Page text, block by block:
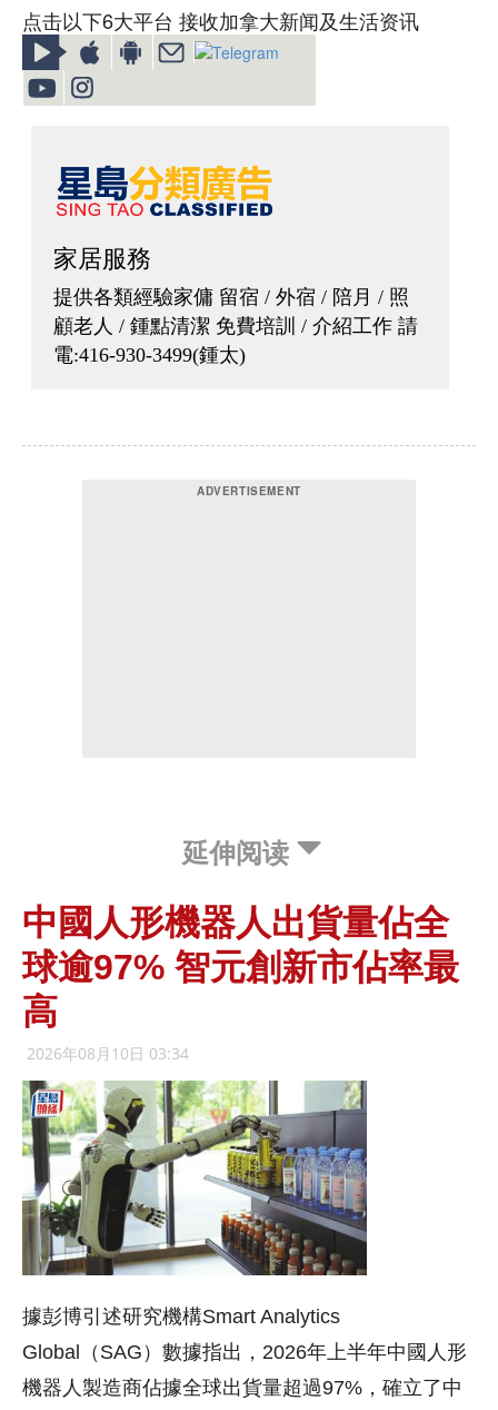
点击以下6大平台 接收加拿大新闻及生活资讯
延伸阅读
中國人形機器人出貨量佔全
球逾97% 智元創新市佔率最
高
2026年08月10日 03:34
據彭博引述研究機構Smart Analytics
Global（SAG）數據指出，2026年上半年中國人形
機器人製造商佔據全球出貨量超過97%，確立了中